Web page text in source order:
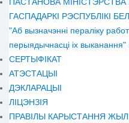
ГАСПАДАРКІ РЭСПУБЛІКІ
"Аб вызначэнні пераліку
перыядычнасці іх выканання"
СЕРТЫФІКАТ
АТЭСТАЦЫІ
ДЭКЛАРАЦЫІ
ЛІЦЭНЗІЯ
ПРАВІЛЫ КАРЫСТАННЯ